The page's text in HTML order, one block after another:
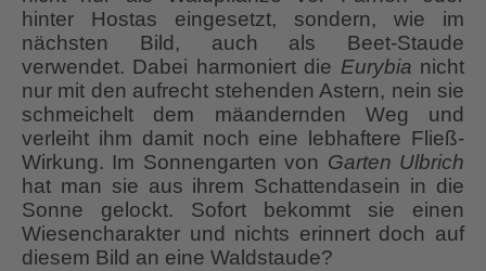
hinter Hostas eingesetzt, sondern, wie im
nächsten Bild, auch als Beet-Staude
verwendet. Dabei harmoniert die Eurybia nicht
nur mit den aufrecht stehenden Astern, nein sie
schmeichelt dem mäandernden Weg und
verleiht ihm damit noch eine lebhaftere Fließ-
Wirkung. Im Sonnengarten von Garten Ulbrich
hat man sie aus ihrem Schattendasein in die
Sonne gelockt. Sofort bekommt sie einen
Wiesencharakter und nichts erinnert doch auf
diesem Bild an eine Waldstaude?